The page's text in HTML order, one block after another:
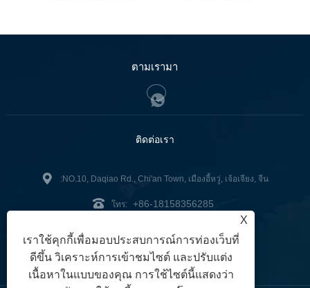
ตามเรามา
ติดต่อเรา
:NO.10, Daqiao Rd., Chi'an Town, เมืองอี้หวู่, เจ้อเจียง, จีน
โทร: +86-18158356285
แฟกซ์: +86-579-89979099
X
เราใช้คุกกี้เพื่อมอบประสบการณ์การท่องเว็บที่
ดีขึ้น วิเคราะห์การเข้าชมไซต์ และปรับแต่ง
เนื้อหาในแบบของคุณ การใช้ไซต์นี้แสดงว่า